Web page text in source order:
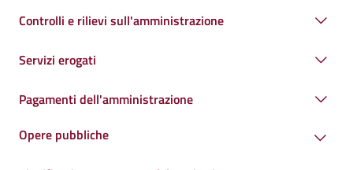
Controlli e rilievi sull'amministrazione
Servizi erogati
Pagamenti dell'amministrazione
Opere pubbliche